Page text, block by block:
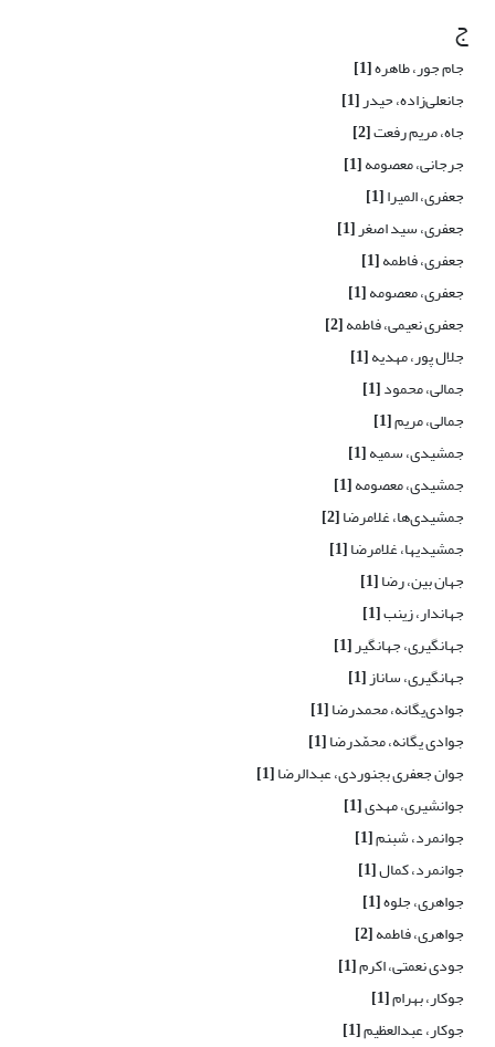
ج
جام جور، طاهره[1]
جانعلی‌زاده، حیدر[1]
جاه، مریم رفعت[2]
جرجانی، معصومه[1]
جعفری، المیرا[1]
جعفری، سید اصغر[1]
جعفری، فاطمه[1]
جعفری، معصومه[1]
جعفری نعیمی، فاطمه[2]
جلال پور، مهدیه[1]
جمالی، محمود[1]
جمالی، مریم[1]
جمشیدی، سمیه[1]
جمشیدی، معصومه[1]
جمشیدی‌ها، غلامرضا[2]
جمشیدیها، غلامرضا[1]
جهان بین، رضا[1]
جهاندار، زینب[1]
جهانگیری، جهانگیر[1]
جهانگیری، ساناز[1]
جوادی‌یگانه، محمدرضا[1]
جوادی یگانه، محمّدرضا[1]
جوان جعفری بجنوردی، عبدالرضا[1]
جوانشیری، مهدی[1]
جوانمرد، شبنم[1]
جوانمرد، کمال[1]
جواهری، جلوه[1]
جواهری، فاطمه[2]
جودی نعمتی، اکرم[1]
جوکار، بهرام[1]
جوکار، عبدالعظیم[1]